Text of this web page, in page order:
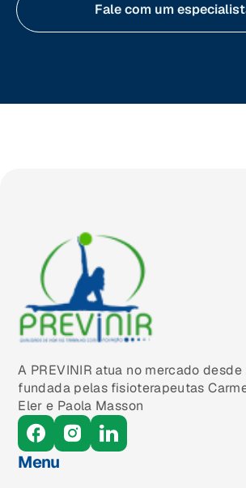
Tocantins (TO)
Fale com um
A PREVINIR atua no mercado
fundada pelas fisioterapeutas
Eler e Paola Masson
Menu